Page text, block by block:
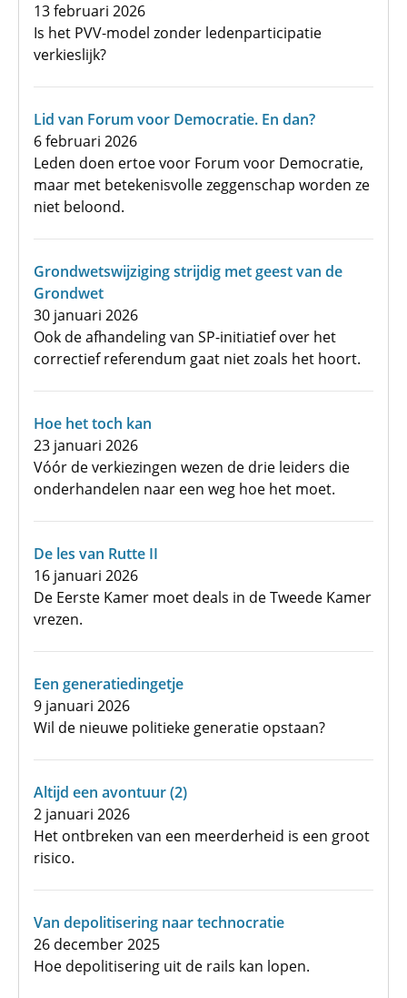
13 februari 2026
Is het PVV-model zonder ledenparticipatie
verkieslijk?
Lid van Forum voor Democratie. En dan?
6 februari 2026
Leden doen ertoe voor Forum voor Democratie,
maar met betekenisvolle zeggenschap worden ze
niet beloond.
Grondwetswijziging strijdig met geest van de
Grondwet
30 januari 2026
Ook de afhandeling van SP-initiatief over het
correctief referendum gaat niet zoals het hoort.
Hoe het toch kan
23 januari 2026
Vóór de verkiezingen wezen de drie leiders die
onderhandelen naar een weg hoe het moet.
De les van Rutte II
16 januari 2026
De Eerste Kamer moet deals in de Tweede Kamer
vrezen.
Een generatiedingetje
9 januari 2026
Wil de nieuwe politieke generatie opstaan?
Altijd een avontuur (2)
2 januari 2026
Het ontbreken van een meerderheid is een groot
risico.
Van depolitisering naar technocratie
26 december 2025
Hoe depolitisering uit de rails kan lopen.